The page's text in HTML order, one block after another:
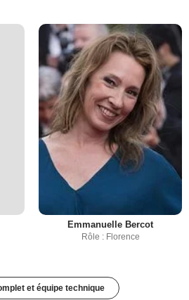
Emmanuelle Bercot
Rôle : Florence
et équipe technique